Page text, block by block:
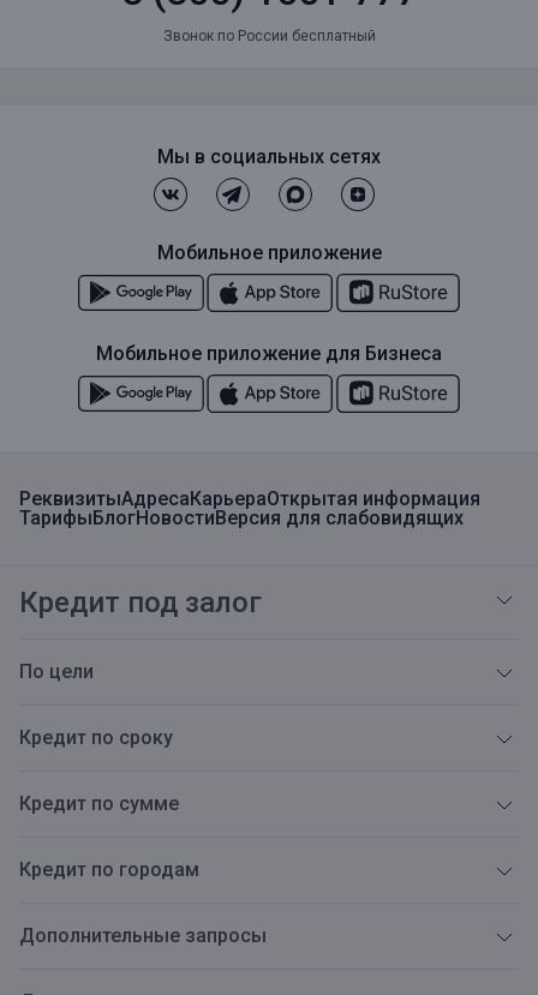
Звонок по России бесплатный
РеквизитыАдресаКарьераОткрытая информация
ТарифыБлогНовостиВерсия для слабовидящих
Кредит под залог
По цели
Кредит по сроку
Кредит по сумме
Кредит по городам
Дополнительные запросы
Мы в социальных сетях
Мобильное приложение
Мобильное приложение для Бизнеса